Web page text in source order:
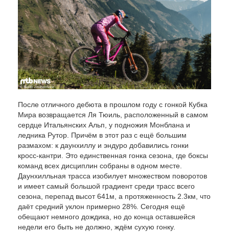
После отличного дебюта в прошлом году с гонкой Кубка
Мира возвращается Ля Тюиль, расположенный в самом
сердце Итальянских Альп, у подножия Монблана и
ледника Рутор. Причём в этот раз с ещё большим
размахом: к даунхиллу и эндуро добавились гонки
кросс-кантри. Это единственная гонка сезона, где боксы
команд всех дисциплин собраны в одном месте.
Даунхилльная трасса изобилует множеством поворотов
и имеет самый большой градиент среди трасс всего
сезона, перепад высот 641м, а протяженность 2.3км, что
даёт средний уклон примерно 28%. Сегодня ещё
обещают немного дождика, но до конца оставшейся
недели его быть не должно, ждём сухую гонку.